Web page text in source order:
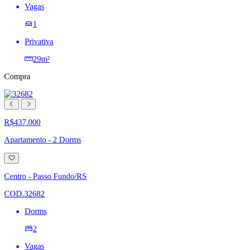
Vagas
1
Privativa
29m²
Compra
R$437.000
Apartamento - 2 Dorms
Adicionar
à
lista
de
Centro - Passo Fundo/RS
COD.32682
Dorms
2
Vagas